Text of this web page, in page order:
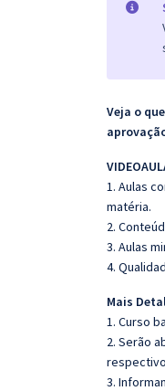
Veja o
1. Aulas
matéria.
2.
3. Aulas
4.
Mais
1. Curso
2. Serão
3.